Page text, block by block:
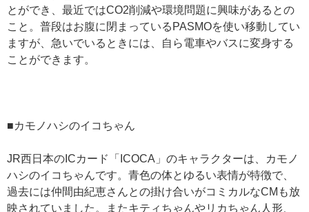
とができ、最近ではCO2削減や環境問題に興味があるとの
こと。普段はお腹に閉まっているPASMOを使い移動してい
ますが、急いでいるときには、自ら電車やバスに変身する
ことができます。
■カモノハシのイコちゃん
JR西日本のICカード「ICOCA」のキャラクターは、カモノ
ハシのイコちゃんです。青色の体とゆるい表情が特徴で、
過去には仲間由紀恵さんとの掛け合いがコミカルなCMも放
映されていました。またキティちゃんやリカちゃん人形、